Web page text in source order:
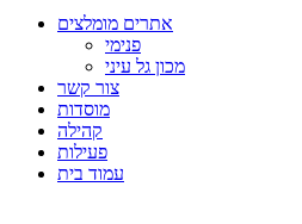
אתרים מומלצים
פנימי
מכון גל עיני
צור קשר
מוסדות
קהילה
פעילות
עמוד בית